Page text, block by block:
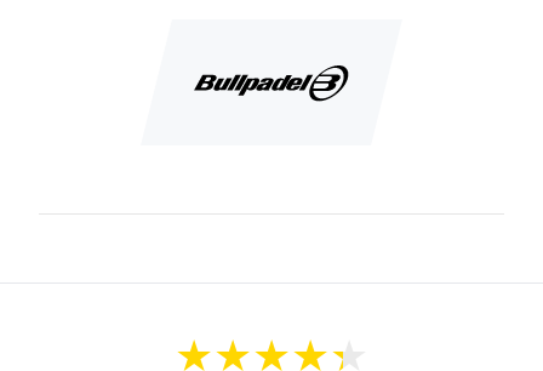
Derudover er det et super lækkert bat som tilbyder en helt
det diamantformet hoved, høje balance, carbon ramme og